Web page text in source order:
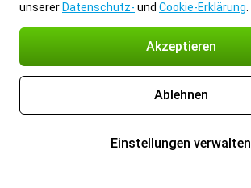
unserer Datenschutz- und Cookie-Erklärung
Akzeptieren
Ablehnen
Einstellungen verwalten